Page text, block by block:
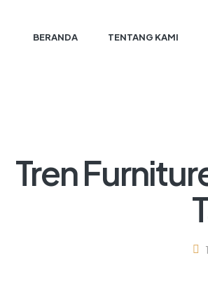
BERANDA TENTANG KAMI
Tren